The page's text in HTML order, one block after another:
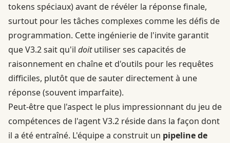
tokens spéciaux) avant de révéler la réponse finale,
surtout pour les tâches complexes comme les défis de
programmation. Cette ingénierie de l'invite garantit
que V3.2 sait qu'il doitutiliser ses capacités de
raisonnement en chaîne et d'outils pour les requêtes
difficiles, plutôt que de sauter directement à une
réponse (souvent imparfaite).
Peut-être que l'aspect le plus impressionnant du jeu de
compétences de l'agent V3.2 réside dans la façon dont
il a été entraîné. L'équipe a construit un pipeline de